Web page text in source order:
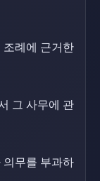
조례에 근거한
그 사무에 관
의무를 부과하